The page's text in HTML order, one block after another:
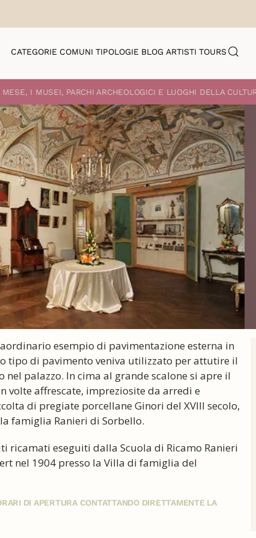
CATEGORIE COMUNI TIPOLOGIE BLOG ARTISTI TOURS
I MUSEI, PARCHI ARCHEOLOGICI E LUOGHI DELLA
esempio di pavimentazione esterna in
tipo di pavimento veniva utilizzato per attutire il
palazzo. In cima al grande scalone si apre il
volte affrescate, impreziosite da arredi e
di pregiate porcellane Ginori del XVIII secolo,
famiglia Ranieri di Sorbello.
ricamati eseguiti dalla Scuola di Ricamo Ranieri
nel 1904 presso la Villa di famiglia del
DI APERTURA CONTATTANDO DIRETTAMENTE LA